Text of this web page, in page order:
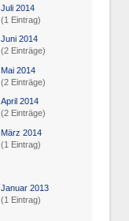
Juli 2014
(1 Eintrag)
Juni 2014
(2 Einträge)
Mai 2014
(2 Einträge)
April 2014
(2 Einträge)
März 2014
(1 Eintrag)
Januar 2013
(1 Eintrag)